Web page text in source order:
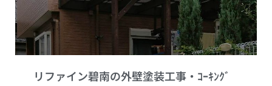
リファイン碧南の外壁塗装工事・ｺｰｷﾝｸﾞ